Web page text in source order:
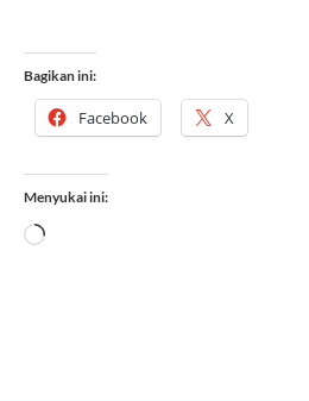
Bagikan ini:
Facebook X
Menyukai ini:
Memuat...